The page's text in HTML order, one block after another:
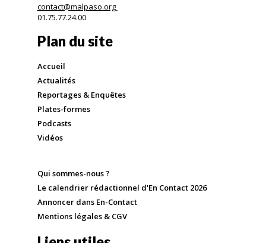
contact@malpaso.org
01.75.77.24.00
Plan du site
Accueil
Actualités
Reportages & Enquêtes
Plates-formes
Podcasts
Vidéos
Qui sommes-nous ?
Le calendrier rédactionnel d'En Contact 2026
Annoncer dans En-Contact
Mentions légales & CGV